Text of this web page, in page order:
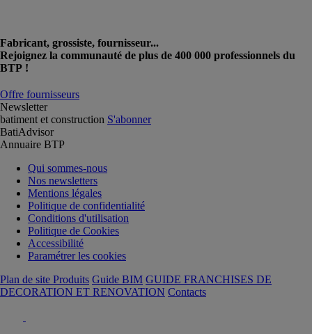
Fabricant, grossiste, fournisseur...
Rejoignez la communauté de plus de 400 000 professionnels du
BTP !
Offre fournisseurs
Newsletter
batiment et construction S'abonner
BatiAdvisor
Annuaire BTP
Qui sommes-nous
Nos newsletters
Mentions légales
Politique de confidentialité
Conditions d'utilisation
Politique de Cookies
Accessibilité
Paramétrer les cookies
Plan de site Produits Guide BIM GUIDE FRANCHISES DE
DECORATION ET RENOVATION Contacts